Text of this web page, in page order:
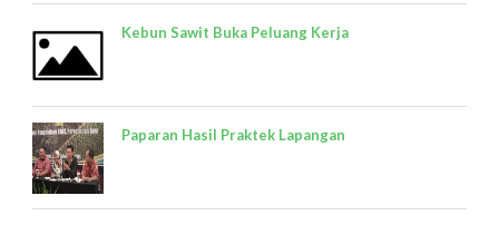
Kebun Sawit Buka Peluang Kerja
Paparan Hasil Praktek Lapangan